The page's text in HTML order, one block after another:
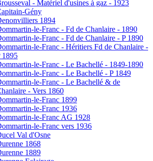
- Matériel d'usines à gaz - 1923
Gény
1894
le-Franc - Fd de Chanlaire - 1890
le-Franc - Fd de Chanlaire - P 1890
le-Franc - Héritiers Fd de Chanlaire -
1895
le-Franc - Le Bachellé - 1849-1890
le-Franc - Le Bachellé - P 1849
le-Franc - Le Bachellé & de
- Vers 1860
le-Franc 1899
le-Franc 1936
le-Franc AG 1928
le-Franc vers 1936
Val d'Osne
1868
1889